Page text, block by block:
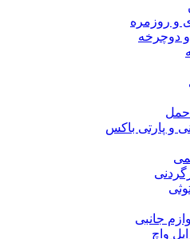
و روزمره
و دوچرخه
حمل
و پارتی باکس
جانبی
واچ